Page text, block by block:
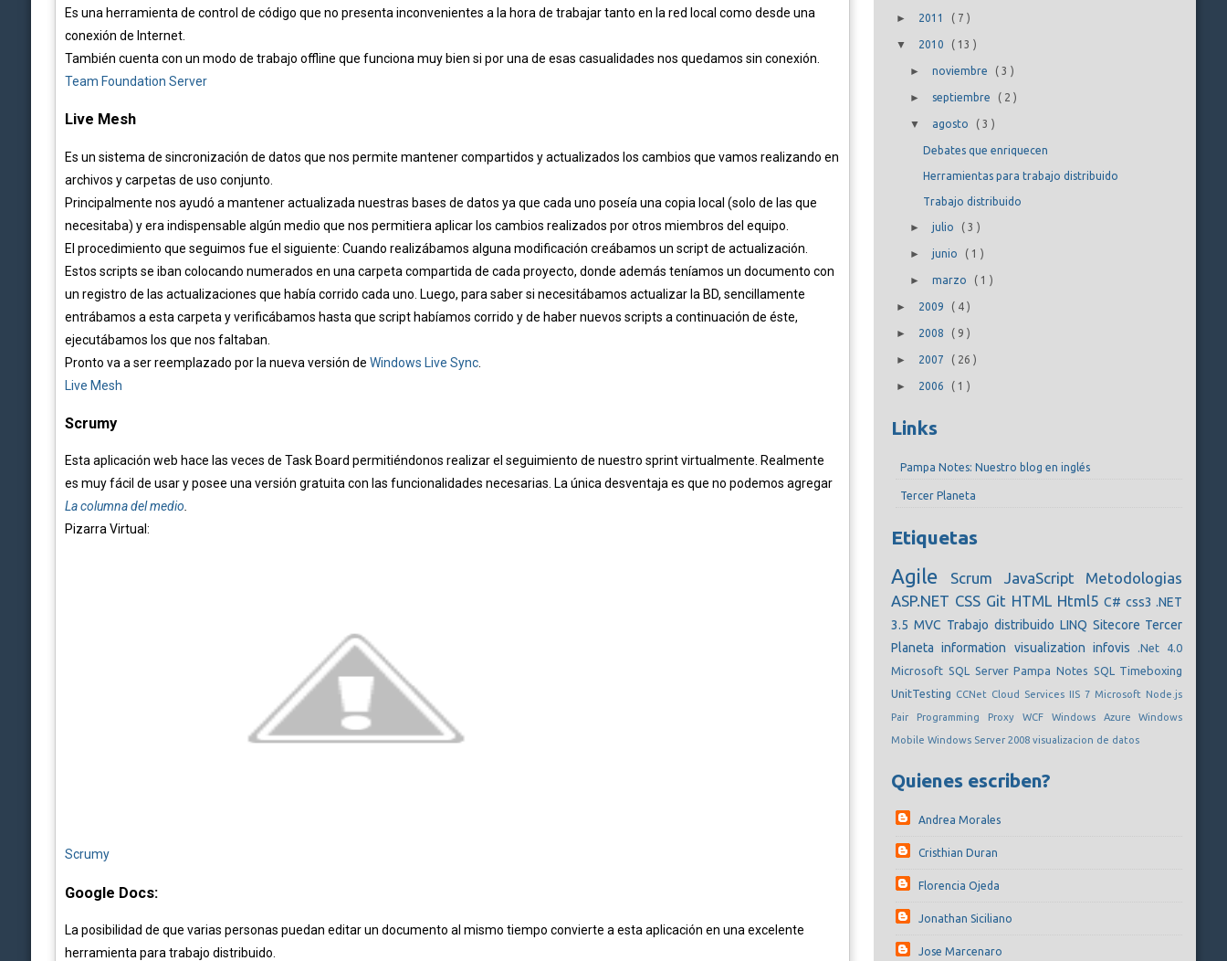
Es una herramienta de control de código que no presenta inconvenientes a la hora de trabajar tanto en la red local como desde una
conexión de Internet.
También cuenta con un modo de trabajo offline que funciona muy bien si por una de esas casualidades nos quedamos sin conexión.
Team Foundation Server
Live Mesh
Es un sistema de sincronización de datos que nos permite mantener compartidos y actualizados los cambios que vamos realizando en
archivos y carpetas de uso conjunto.
Principalmente nos ayudó a mantener actualizada nuestras bases de datos ya que cada uno poseía una copia local (solo de las que
necesitaba) y era indispensable algún medio que nos permitiera aplicar los cambios realizados por otros miembros del equipo.
El procedimiento que seguimos fue el siguiente: Cuando realizábamos alguna modificación creábamos un script de actualización.
Estos scripts se iban colocando numerados en una carpeta compartida de cada proyecto, donde además teníamos un documento con
un registro de las actualizaciones que había corrido cada uno. Luego, para saber si necesitábamos actualizar la BD, sencillamente
entrábamos a esta carpeta y verificábamos hasta que script habíamos corrido y de haber nuevos scripts a continuación de éste,
ejecutábamos los que nos faltaban.
Pronto va a ser reemplazado por la nueva versión de Windows Live Sync.
Live Mesh
Scrumy
Esta aplicación web hace las veces de Task Board permitiéndonos realizar el seguimiento de nuestro sprint virtualmente. Realmente
es muy fácil de usar y posee una versión gratuita con las funcionalidades necesarias. La única desventaja es que no podemos agregar
La columna del medio.
Pizarra Virtual:
Scrumy
Google Docs:
La posibilidad de que varias personas puedan editar un documento al mismo tiempo convierte a esta aplicación en una excelente
herramienta para trabajo distribuido.
► 2011 ( 7)
▼ 2010 ( 13)
► noviembre ( 3 )
► septiembre ( 2 )
▼ agosto ( 3 )
Debates que enriquecen
Herramientas para trabajo distribuido
Trabajo distribuido
► julio ( 3 )
► junio ( 1 )
► marzo ( 1 )
► 2009 ( 4)
► 2008 ( 9)
► 2007 ( 26)
► 2006 ( 1)
Links
Pampa Notes: Nuestro blog en inglés
Tercer Planeta
Etiquetas
Agile Scrum JavaScript Metodologias
ASP.NET CSS Git HTML Html5 C# css3.NET
3.5MVC Trabajo distribuido LINQ Sitecore Tercer
Planetainformation visualization infovis
.Net 4.0
Microsoft SQL ServerPampa Notes SQL Timeboxing
UnitTesting CCNet Cloud Services IIS 7 Microsoft Node.js
Pair Programming Proxy WCF Windows AzureWindows
MobileWindows Server 2008visualizacion de datos
Quienes escriben?
Andrea Morales
Cristhian Duran
Florencia Ojeda
Jonathan Siciliano
Jose Marcenaro